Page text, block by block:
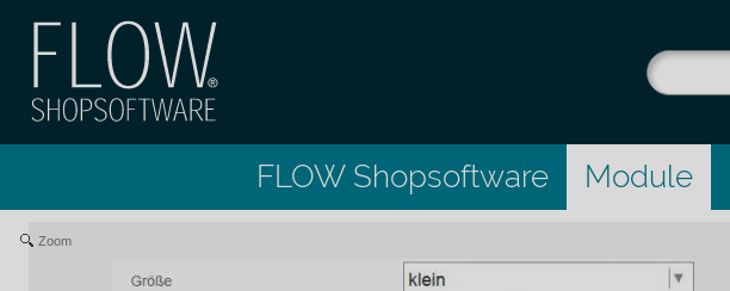
FLOW Shopsoftware Module
Zoom